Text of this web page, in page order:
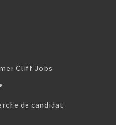
Cliff Jobs
de candidat